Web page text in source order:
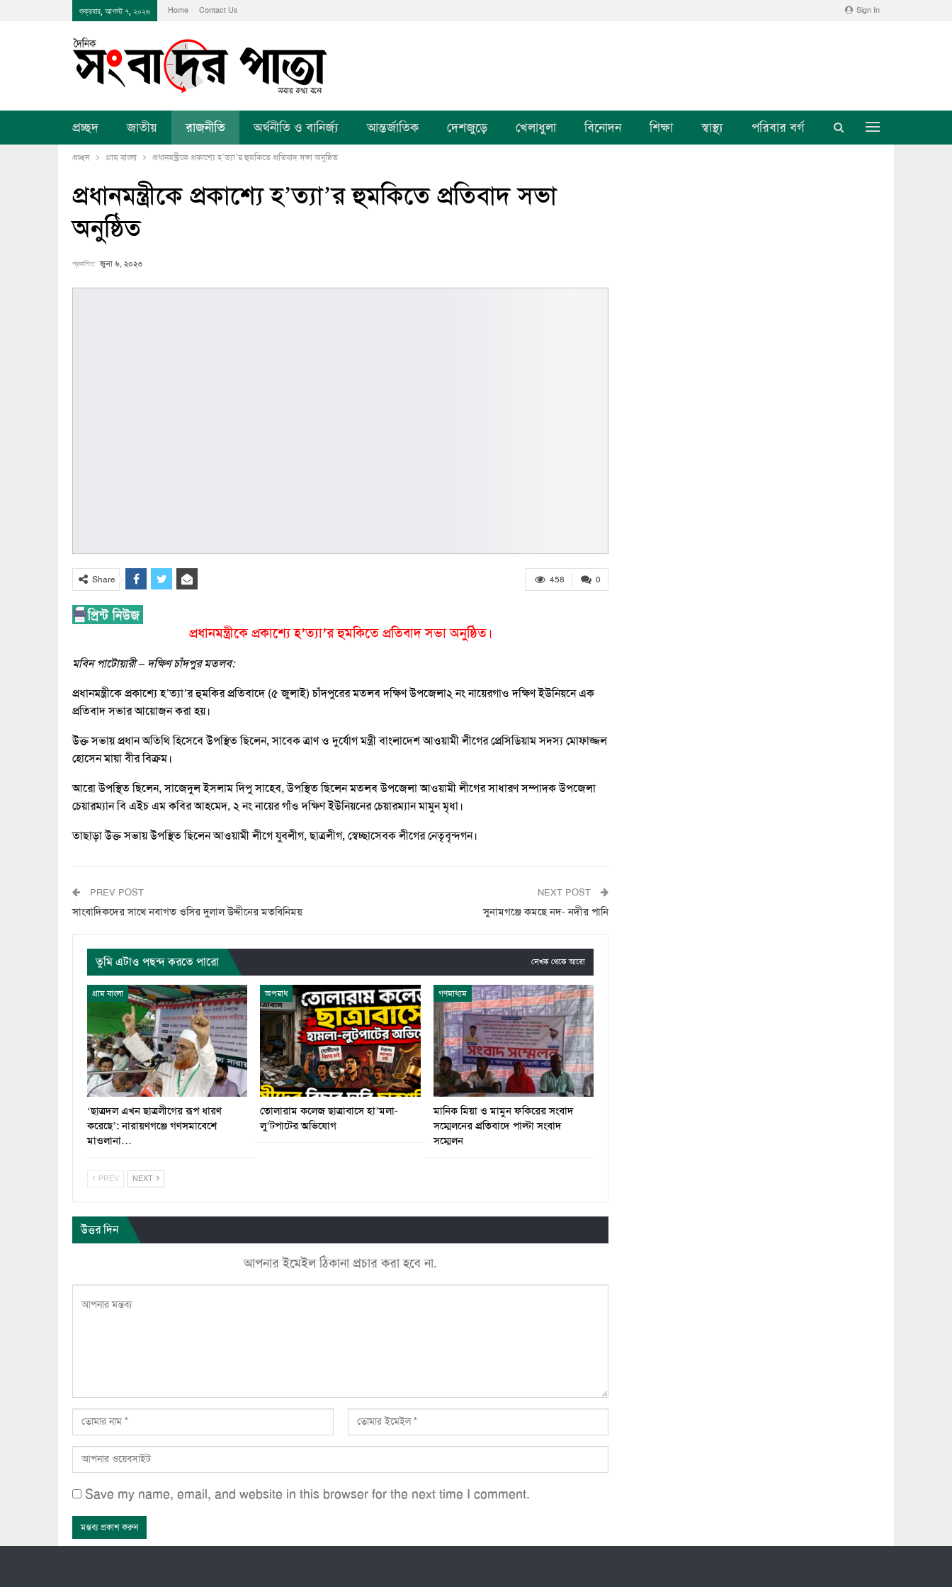
Sign In
শুক্রবার, আগস্ট ৭, ২০২৬ Home Contact Us
প্রচ্ছদ জাতীয় রাজনীতি অর্থনীতি ও বানির্জ্য আন্তর্জাতিক দেশজুড়ে খেলাধুলা বিনোদন শিক্ষা স্বাস্থ্য পরিবার বর্গ
প্রচ্ছদ গ্রাম বাংলা প্রধানমন্ত্রীকে প্রকাশ্যে হ’ত্যা’র হুমকিতে প্রতিবাদ সভা অনুষ্ঠিত
প্রধানমন্ত্রীকে প্রকাশ্যে হ’ত্যা’র হুমকিতে প্রতিবাদ সভা
অনুষ্ঠিত
প্রকাশিত: জুলা ৬, ২০২৩
0
458
Share
প্রধানমন্ত্রীকে প্রকাশ্যে হ’ত্যা’র হুমকিতে প্রতিবাদ সভা অনুষ্ঠিত।
মবিন পাটোয়ারী – দক্ষিণ চাঁদপুর মতলব:
প্রধানমন্ত্রীকে প্রকাশ্যে হ’ত্যা’র হুমকির প্রতিবাদে (৫ জুলাই) চাঁদপুরের মতলব দক্ষিণ উপজেলা২ নং নায়েরগাও দক্ষিণ ইউনিয়নে এক
প্রতিবাদ সভার আয়োজন করা হয়।
উক্ত সভায় প্রধান অতিথি হিসেবে উপস্থিত ছিলেন, সাবেক ত্রাণ ও দুর্যোগ মন্ত্রী বাংলাদেশ আওয়ামী লীগের প্রেসিডিয়াম সদস্য মোফাজ্জল
হোসেন মায়া বীর বিক্রম।
আরো উপস্থিত ছিলেন, সাজেদুল ইসলাম দিপু সাহেব, উপস্থিত ছিলেন মতলব উপজেলা আওয়ামী লীগের সাধারণ সম্পাদক উপজেলা
চেয়ারম্যান বি এইচ এম কবির আহমেদ, ২ নং নায়ের গাঁও দক্ষিণ ইউনিয়নের চেয়ারম্যান মামুন মৃধা।
তাছাড়া উক্ত সভায় উপস্থিত ছিলেন আওয়ামী লীগে যুবলীগ, ছাত্রলীগ, স্বেচ্ছাসেবক লীগের নেতৃবৃন্দগন।
PREV POST
সাংবাদিকদের সাথে নবাগত ওসির দুলাল উদ্দীনের মতবিনিময়
NEXT POST
সুনামগঞ্জে কমছে নদ- নদীর পানি
তুমি এটাও পছন্দ করতে পারো লেখক থেকে আরো
গ্রাম বাংলা
‘ছাত্রদল এখন ছাত্রলীগের রূপ ধারণ
করেছে’: নারায়ণগঞ্জে গণসমাবেশে
মাওলানা…
অপরাধ
তোলারাম কলেজ ছাত্রাবাসে হা’মলা-
লু’টপাটের অভিযোগ
গণমাধ্যম
মানিক মিয়া ও মামুন ফকিরের সংবাদ
সম্মেলনের প্রতিবাদে পাল্টা সংবাদ
সম্মেলন
PREV NEXT
উত্তর দিন
আপনার ইমেইল ঠিকানা প্রচার করা হবে না.
Save my name, email, and website in this browser for the next time I comment.